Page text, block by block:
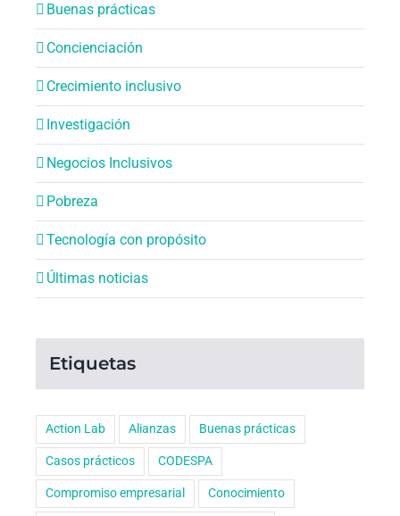
Buenas prácticas
Concienciación
Crecimiento inclusivo
Investigación
Negocios Inclusivos
Pobreza
Tecnología con propósito
Últimas noticias
Etiquetas
Action Lab Alianzas Buenas prácticas
Casos prácticos CODESPA
Compromiso empresarial Conocimiento